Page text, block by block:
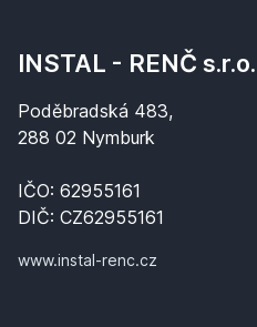
INSTAL - RENČ s.r.o.
Poděbradská 483,
288 02 Nymburk
IČO: 62955161
DIČ: CZ62955161
www.instal-renc.cz